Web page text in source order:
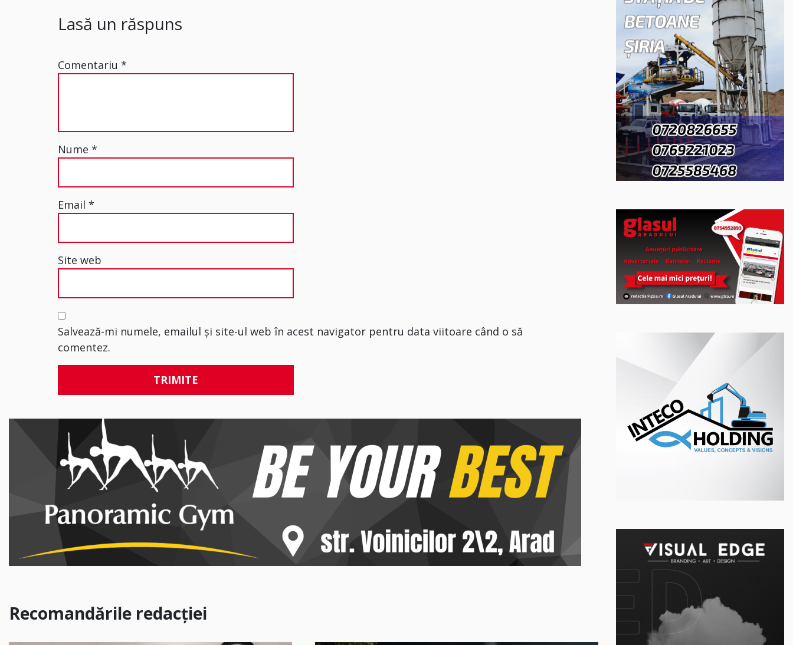
Lasă un răspuns
Comentariu*
Nume*
Email*
Site web
Salvează-mi numele, emailul și site-ul web în acest navigator pentru data viitoare când o să
comentez.
Recomandările redacției